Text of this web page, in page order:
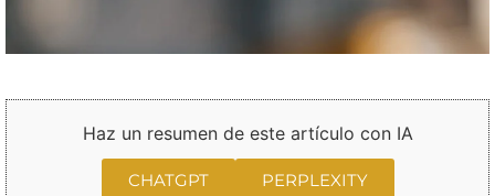
Haz un resumen de este artículo con IA
CHATGPT PERPLEXITY